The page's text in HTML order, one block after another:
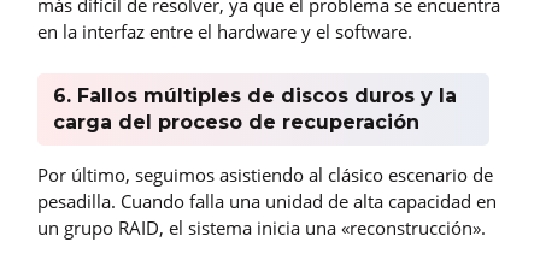
más difícil de resolver, ya que el problema se encuentra
en la interfaz entre el hardware y el software.
6. Fallos múltiples de discos duros y la
carga del proceso de recuperación
Por último, seguimos asistiendo al clásico escenario de
pesadilla. Cuando falla una unidad de alta capacidad en
un grupo RAID, el sistema inicia una «reconstrucción».